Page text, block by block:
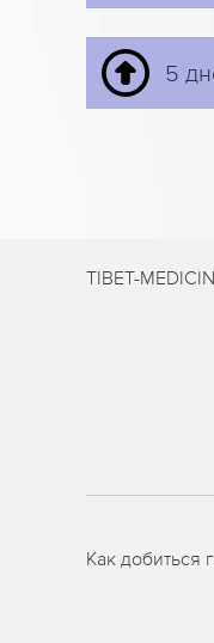
5
TIBET-
Как добиться